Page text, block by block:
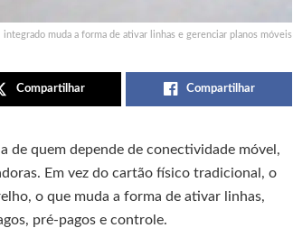
muda a forma de ativar linhas e gerenciar planos móveis
Compartilhar Compartilhar
de quem depende de conectividade móvel,
Em vez do cartão físico tradicional, o
o que muda a forma de ativar linhas,
pré-pagos e controle.